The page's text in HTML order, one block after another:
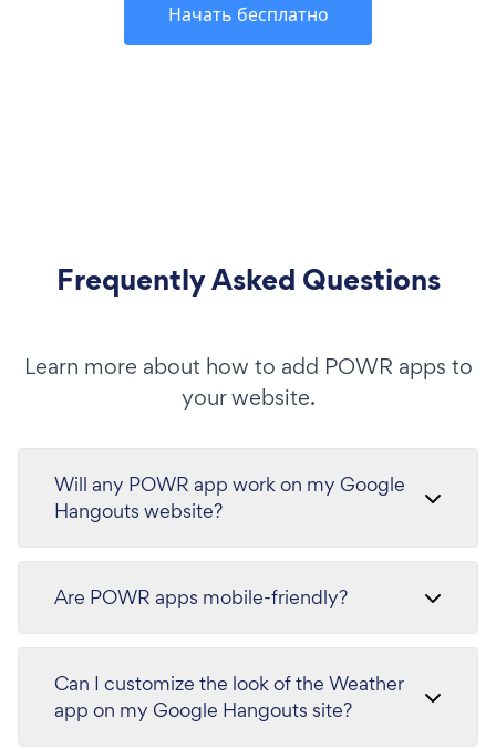
Начать бесплатно
Frequently Asked Questions
Learn more about how to add POWR apps to
your website.
Will any POWR app work on my Google
Hangouts website?
Are POWR apps mobile-friendly?
Can I customize the look of the Weather
app on my Google Hangouts site?